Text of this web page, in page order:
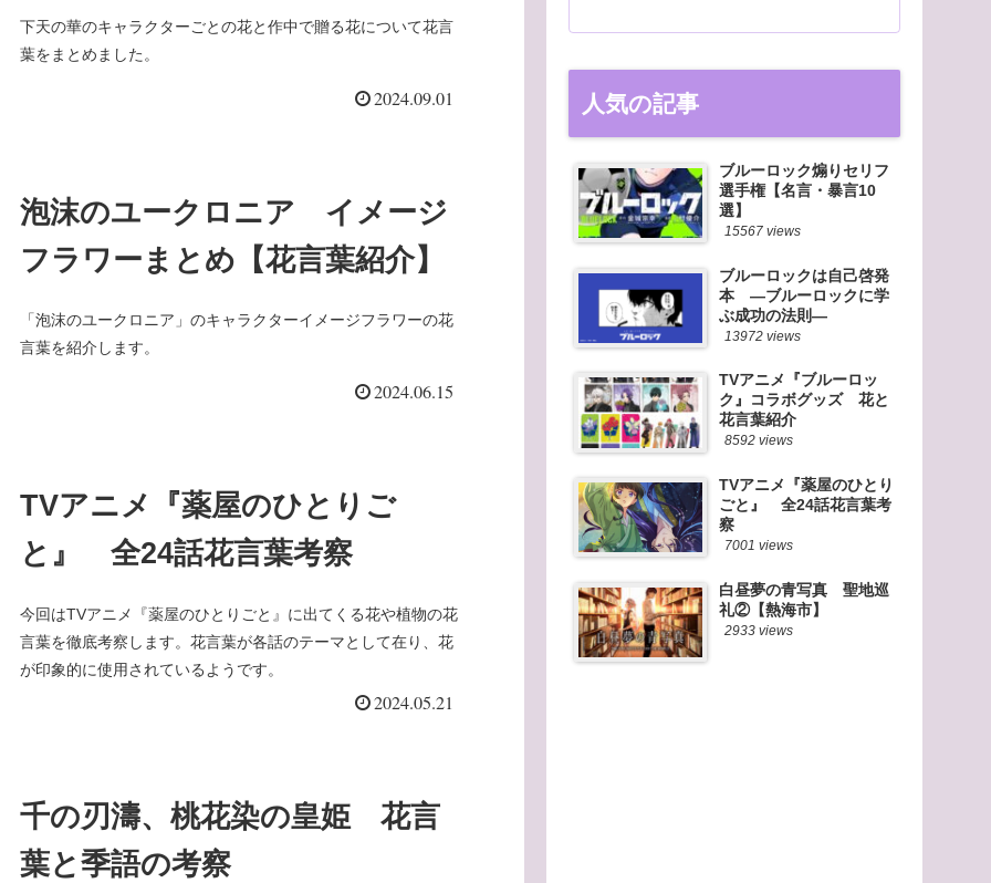
下天の華のキャラクターごとの花と作中で贈る花について花言
葉をまとめました。
2024.09.01
泡沫のユークロニア イメージ
フラワーまとめ【花言葉紹介】
「泡沫のユークロニア」のキャラクターイメージフラワーの花
言葉を紹介します。
2024.06.15
TVアニメ『薬屋のひとりご
と』 全24話花言葉考察
今回はTVアニメ『薬屋のひとりごと』に出てくる花や植物の花
言葉を徹底考察します。花言葉が各話のテーマとして在り、花
が印象的に使用されているようです。
2024.05.21
千の刃濤、桃花染の皇姫 花言
葉と季語の考察
人気の記事
ブルーロック煽りセリフ
選手権【名言・暴言10
選】
15567 views
ブルーロックは自己啓発
本 ―ブルーロックに学
ぶ成功の法則―
13972 views
TVアニメ『ブルーロッ
ク』コラボグッズ 花と
花言葉紹介
8592 views
TVアニメ『薬屋のひとり
ごと』 全24話花言葉考
察
7001 views
白昼夢の青写真 聖地巡
礼②【熱海市】
2933 views